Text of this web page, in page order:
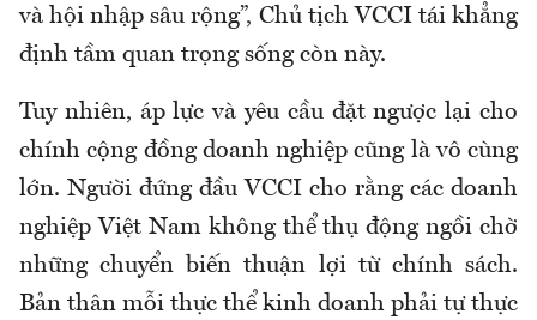
và hội nhập sâu rộng”, Chủ tịch VCCI tái khẳng
định tầm quan trọng sống còn này.
Tuy nhiên, áp lực và yêu cầu đặt ngược lại cho
chính cộng đồng doanh nghiệp cũng là vô cùng
lớn. Người đứng đầu VCCI cho rằng các doanh
nghiệp Việt Nam không thể thụ động ngồi chờ
những chuyển biến thuận lợi từ chính sách.
Bản thân mỗi thực thể kinh doanh phải tự thực